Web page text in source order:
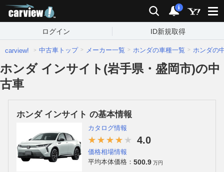
検索 通知
i
ログイン ID新規取得
carview! 中古車トップ メーカー一覧 ホンダの車種一覧 ホンダの
ホンダ インサイト(岩手県・盛岡市)の中
古車
ホンダ インサイト の基本情報
カタログ情報
4.0
価格相場情報
平均本体価格： 500.9 万円